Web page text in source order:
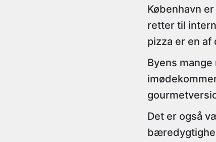
København
retter til
pizza er en
Byens
Det er også